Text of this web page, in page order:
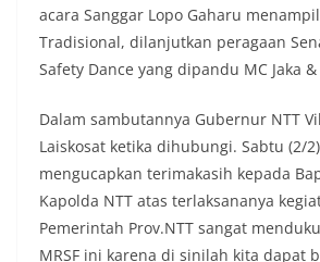
acara Sanggar Lopo Gaharu
Tradisional, dilanjutkan peragaan
Safety Dance yang dipandu MC Jaka &
Dalam sambutannya Gubernur NTT
Laiskosat ketika dihubungi. Sabtu (2/
mengucapkan terimakasih kepada
Kapolda NTT atas terlaksananya
Pemerintah Prov.NTT sangat
MRSF ini karena di sinilah kita dapat